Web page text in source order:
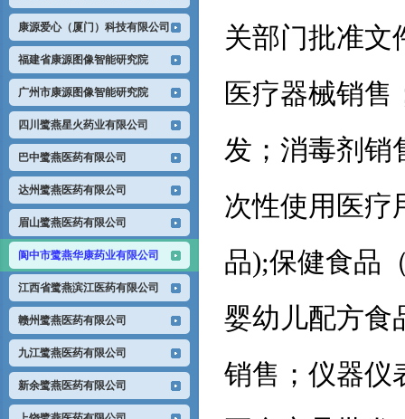
康源爱心（厦门）科技有限公司
福建省康源图像智能研究院
广州市康源图像智能研究院
四川鹭燕星火药业有限公司
巴中鹭燕医药有限公司
达州鹭燕医药有限公司
眉山鹭燕医药有限公司
阆中市鹭燕华康药业有限公司
江西省鹭燕滨江医药有限公司
赣州鹭燕医药有限公司
九江鹭燕医药有限公司
新余鹭燕医药有限公司
关部门批准文
医疗器械销售
发；消毒剂销
次性使用医疗
品);保健食品
婴幼儿配方食
销售；仪器仪